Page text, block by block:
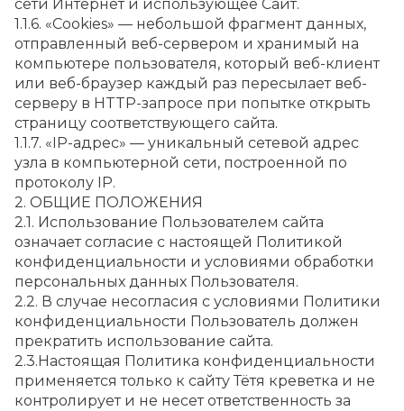
сети Интернет и использующее Сайт.
1.1.6. «Cookies» — небольшой фрагмент данных,
отправленный веб-сервером и хранимый на
компьютере пользователя, который веб-клиент
или веб-браузер каждый раз пересылает веб-
серверу в HTTP-запросе при попытке открыть
страницу соответствующего сайта.
1.1.7. «IP-адрес» — уникальный сетевой адрес
узла в компьютерной сети, построенной по
протоколу IP.
2. ОБЩИЕ ПОЛОЖЕНИЯ
2.1. Использование Пользователем сайта
означает согласие с настоящей Политикой
конфиденциальности и условиями обработки
персональных данных Пользователя.
2.2. В случае несогласия с условиями Политики
конфиденциальности Пользователь должен
прекратить использование сайта.
2.3.Настоящая Политика конфиденциальности
применяется только к сайту Тётя креветка и не
контролирует и не несет ответственность за